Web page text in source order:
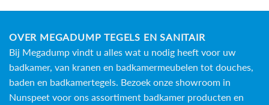
OVER MEGADUMP TEGELS EN SANITAIR
Bij Megadump vindt u alles wat u nodig heeft voor uw
badkamer, van kranen en badkamermeubelen tot douches,
baden en badkamertegels . Bezoek onze showroom in
Nunspeet voor ons assortiment badkamer producten en